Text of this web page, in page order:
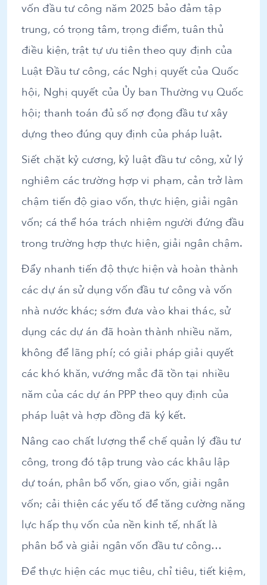
vốn đầu tư công năm 2025 bảo đảm tập
trung, có trọng tâm, trọng điểm, tuân thủ
điều kiện, trật tự ưu tiên theo quy định của
Luật Đầu tư công, các Nghị quyết của Quốc
hội, Nghị quyết của Ủy ban Thường vụ Quốc
hội; thanh toán đủ số nợ đọng đầu tư xây
dựng theo đúng quy định của pháp luật.
Siết chặt kỷ cương, kỷ luật đầu tư công, xử lý
nghiêm các trường hợp vi phạm, cản trở làm
chậm tiến độ giao vốn, thực hiện, giải ngân
vốn; cá thể hóa trách nhiệm người đứng đầu
trong trường hợp thực hiện, giải ngân chậm.
Đẩy nhanh tiến độ thực hiện và hoàn thành
các dự án sử dụng vốn đầu tư công và vốn
nhà nước khác; sớm đưa vào khai thác, sử
dụng các dự án đã hoàn thành nhiều năm,
không để lãng phí; có giải pháp giải quyết
các khó khăn, vướng mắc đã tồn tại nhiều
năm của các dự án PPP theo quy định của
pháp luật và hợp đồng đã ký kết.
Nâng cao chất lượng thể chế quản lý đầu tư
công, trong đó tập trung vào các khâu lập
dự toán, phân bổ vốn, giao vốn, giải ngân
vốn; cải thiện các yếu tố để tăng cường năng
lực hấp thụ vốn của nền kinh tế, nhất là
phân bổ và giải ngân vốn đầu tư công…
Để thực hiện các mục tiêu, chỉ tiêu, tiết kiệm,